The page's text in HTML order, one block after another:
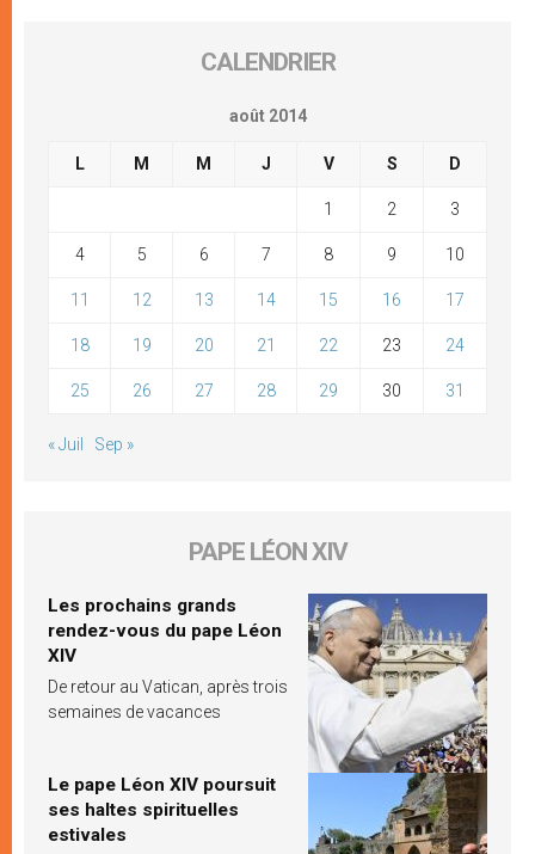
CALENDRIER
août 2014
L M M J V S D
1 2 3
4 5 6 7 8 9 10
11 12 13 14 15 16 17
18 19 20 21 22 23 24
25 26 27 28 29 30 31
« Juil Sep »
PAPE LÉON XIV
Les prochains grands
rendez-vous du pape Léon
XIV
De retour au Vatican, après trois
semaines de vacances
Le pape Léon XIV poursuit
ses haltes spirituelles
estivales